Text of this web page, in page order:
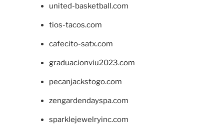
united-basketball.com
tios-tacos.com
cafecito-satx.com
graduacionviu2023.com
pecanjackstogo.com
zengardendayspa.com
sparklejewelryinc.com